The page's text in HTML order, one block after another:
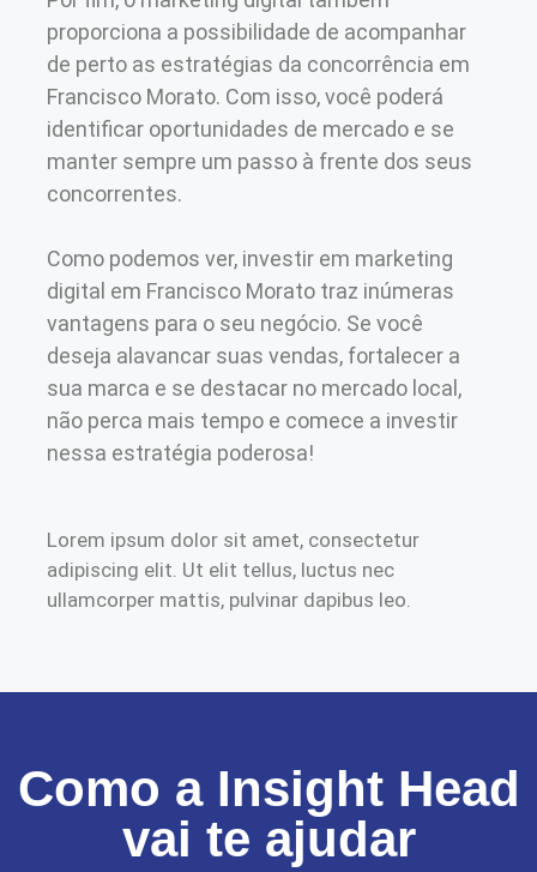
proporciona a possibilidade de acompanhar
de perto as estratégias da concorrência em
Francisco Morato. Com isso, você poderá
identificar oportunidades de mercado e se
manter sempre um passo à frente dos seus
concorrentes.
Como podemos ver, investir em marketing
digital em Francisco Morato traz inúmeras
vantagens para o seu negócio. Se você
deseja alavancar suas vendas, fortalecer a
sua marca e se destacar no mercado local,
não perca mais tempo e comece a investir
nessa estratégia poderosa!
Lorem ipsum dolor sit amet, consectetur
adipiscing elit. Ut elit tellus, luctus nec
ullamcorper mattis, pulvinar dapibus leo.
Como a Insight Head
vai te ajudar